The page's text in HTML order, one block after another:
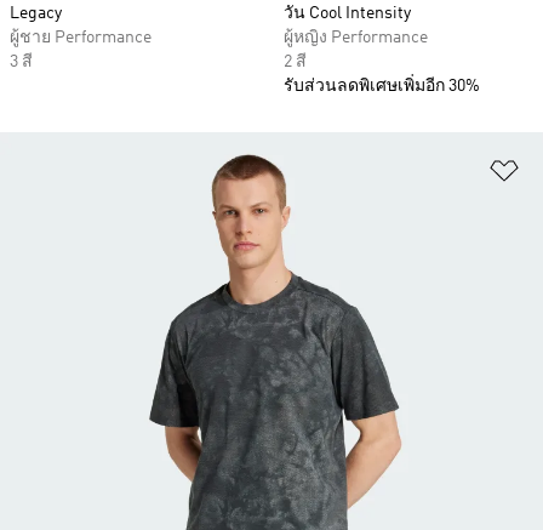
Legacy
ผู้ชาย Performance
3 สี
วัน Cool Intensity
ผู้หญิง Performance
2 สี
รับส่วนลดพิเศษเพิ่มอีก 30%